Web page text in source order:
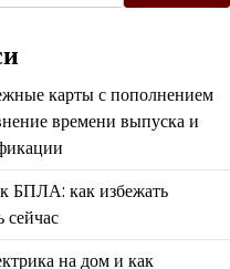
карты с пополнением
времени выпуска и
БПЛА: как избежать
на дом и как